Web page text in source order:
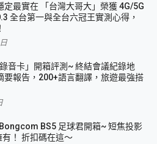
定最實在 「台灣大哥大」榮獲 4G/5G
全台第一與全台六冠王實測心得，
錄音卡」開箱評測~ 終結會議紀錄地
要報告，200+語言翻譯，旅遊最強搭
BS5 足球君開箱~ 短焦投影
！ 折扣碼在這～